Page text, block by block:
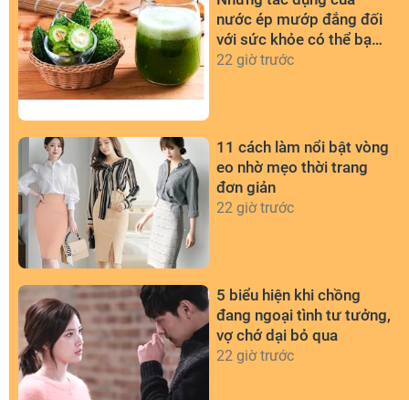
nước ép mướp đắng đối
với sức khỏe có thể bạn
chưa biết
22 giờ trước
11 cách làm nổi bật vòng
eo nhờ mẹo thời trang
đơn giản
22 giờ trước
5 biểu hiện khi chồng
đang ngoại tình tư tưởng,
vợ chớ dại bỏ qua
22 giờ trước